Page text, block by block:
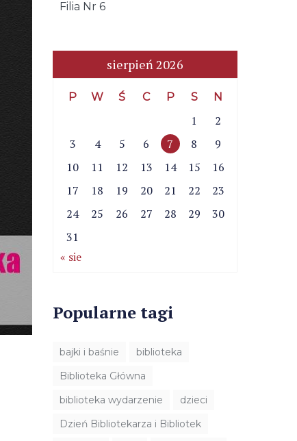
Filia Nr 6
sierpień 2026
P W Ś C P S N
1
2
3
4 5 6 7 8
9
10
11 12 13 14 15
16
17
18 19 20 21 22
23
24
25 26 27 28 29
30
31
« sie
Popularne tagi
bajki i baśnie
biblioteka
Biblioteka Główna
biblioteka wydarzenie
dzieci
Dzień Bibliotekarza i Bibliotek